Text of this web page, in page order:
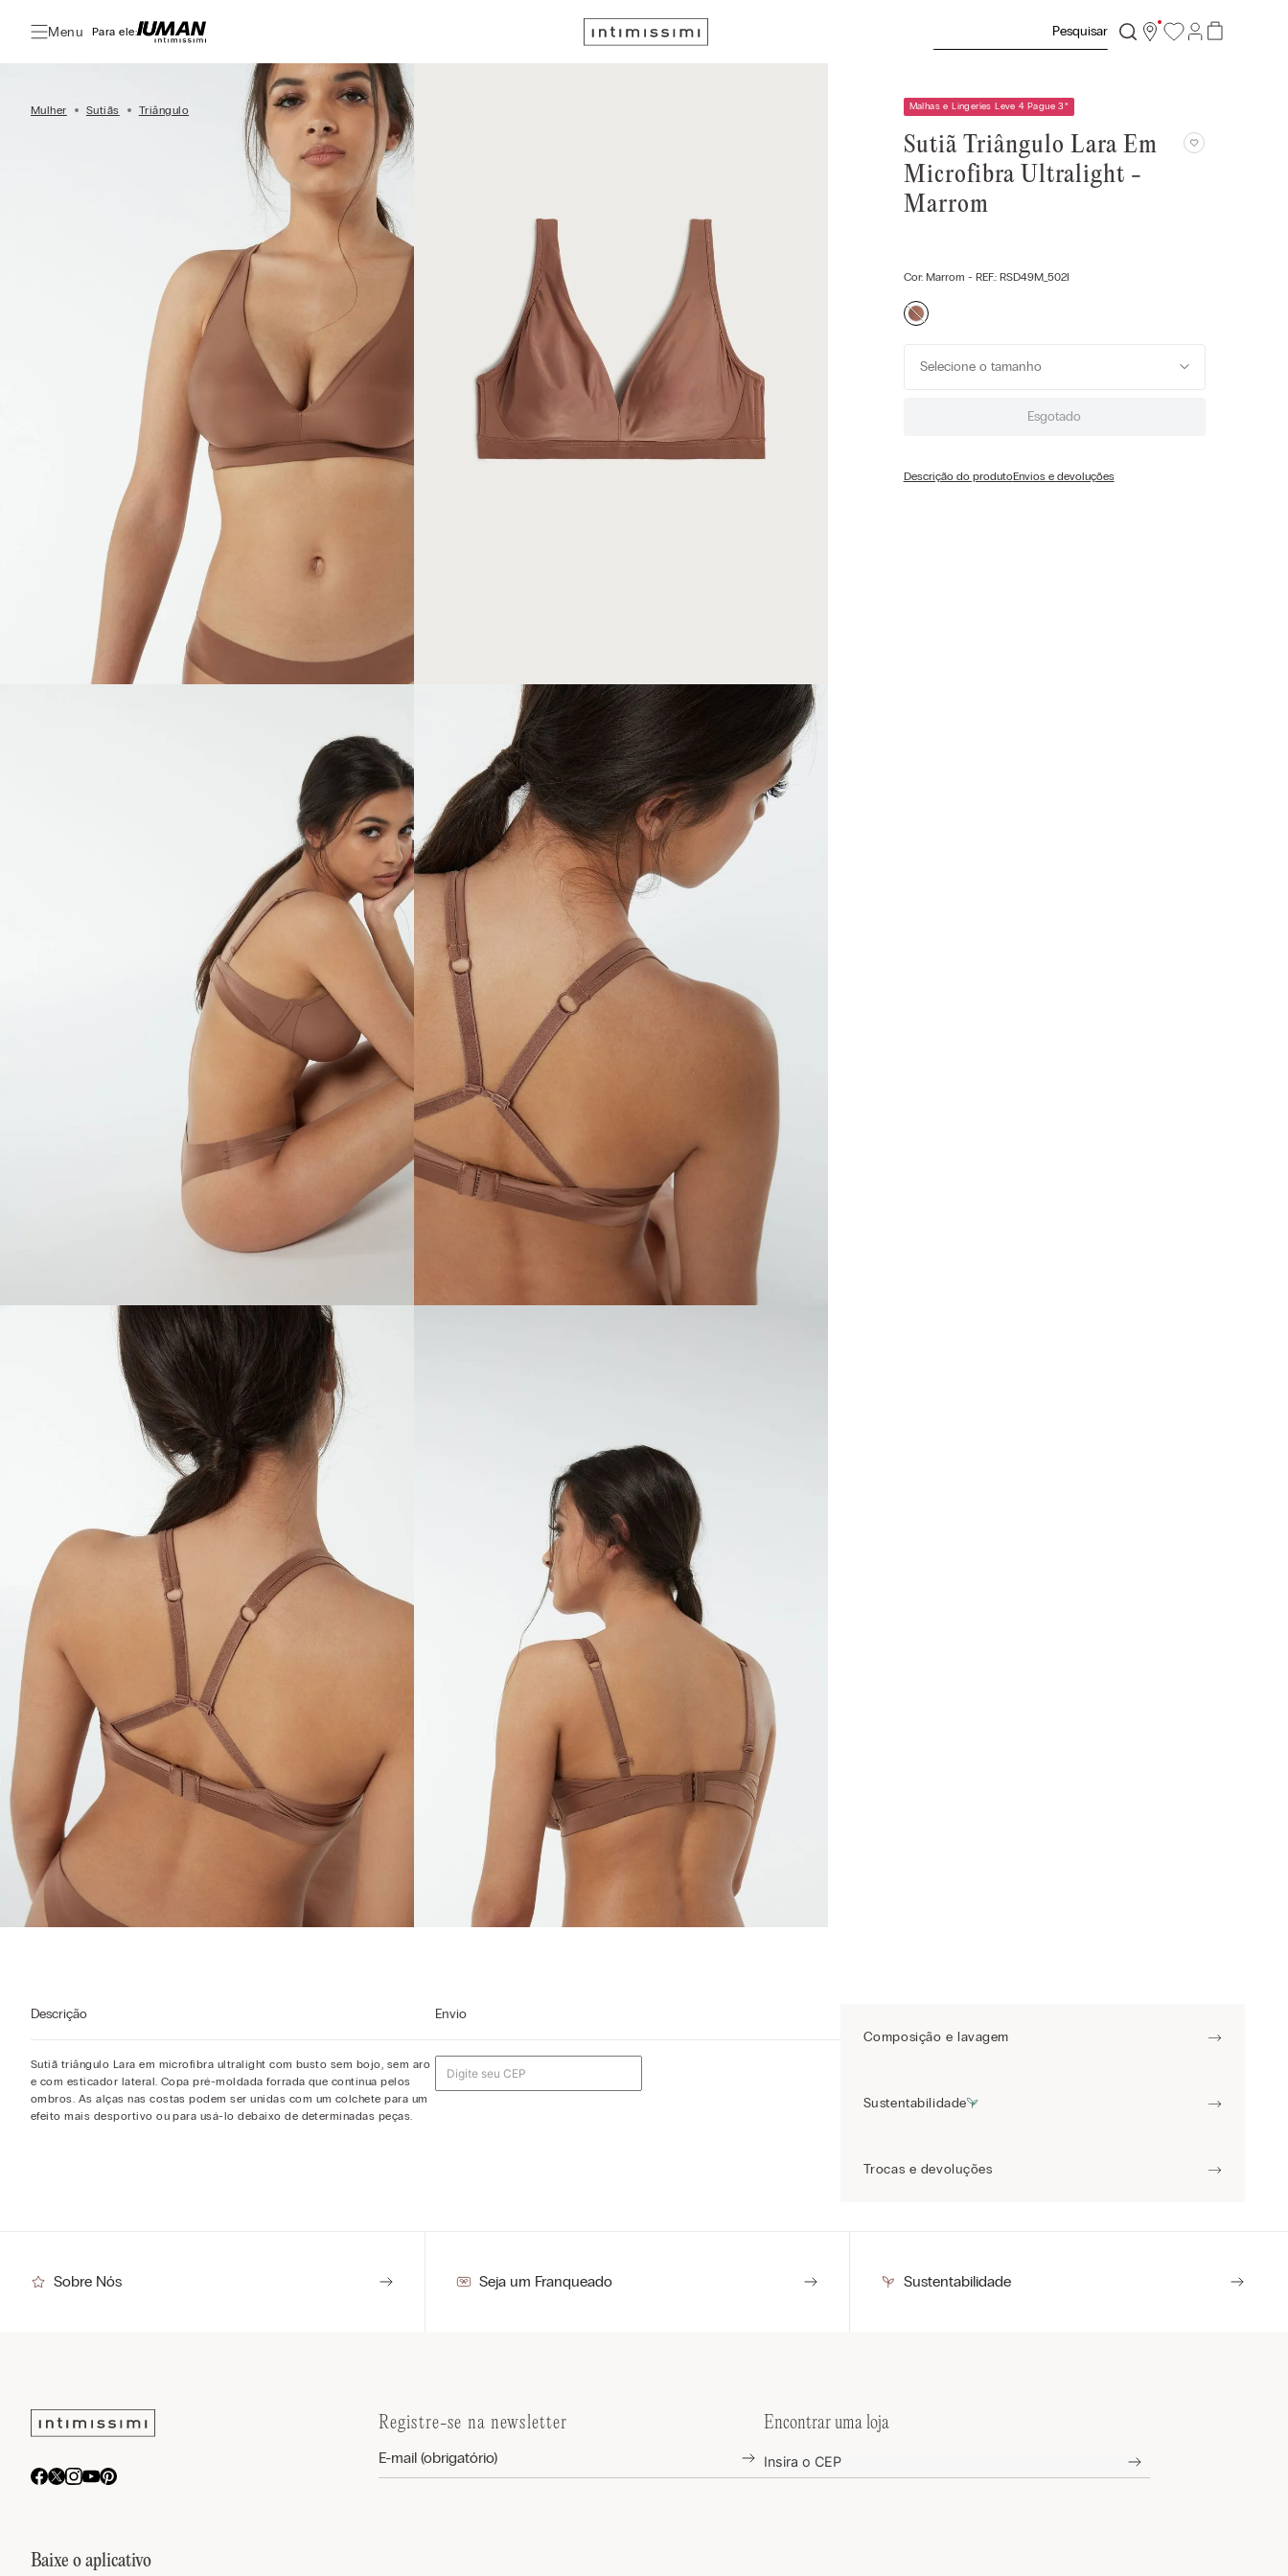
Menu Para ele:
Mulher Sutiãs Triângulo Malhas e Lingeries Leve 4 Pague 3*
Sutiã Triângulo Lara Em
Microfibra Ultralight -
Marrom
Cor: Marrom - REF.: RSD49M_502I
Selecione o tamanho
Esgotado
Descrição do produtoEnvios e devoluções
Descrição
Sutiã triângulo Lara em microfibra ultralight com busto sem bojo, sem aro
e com esticador lateral. Copa pré-moldada forrada que continua pelos
ombros. As alças nas costas podem ser unidas com um colchete para um
efeito mais desportivo ou para usá-lo debaixo de determinadas peças.
Envio
Composição e lavagem
Sustentabilidade
Trocas e devoluções
Sobre Nós Seja um Franqueado Sustentabilidade
Baixe o aplicativo
Registre-se na newsletter Encontrar uma loja